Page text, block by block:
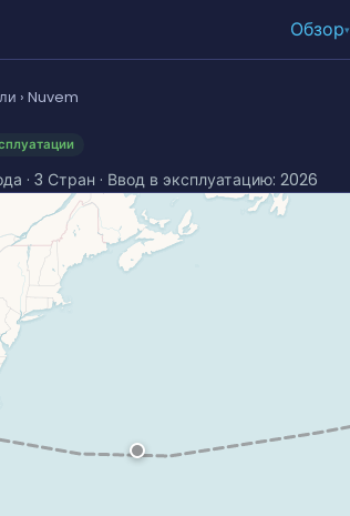
Обзор▾
› Nuvem
· 3 Стран · Ввод в эксплуатацию: 2026